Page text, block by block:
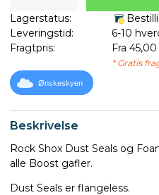
Beskrivelse
Rock Shox Dust Seals og
alle Boost gafler.
Dust Seals er flangeless.
Lagerstatus:
Leveringstid:
6-10
Fragtpris:
Fra 45,00
* Gratis
Ønskeskyen